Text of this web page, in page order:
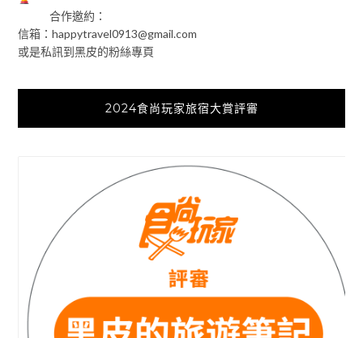
合作邀約：
信箱：happytravel0913@gmail.com
或是私訊到黑皮的粉絲專頁
2024食尚玩家旅宿大賞評審